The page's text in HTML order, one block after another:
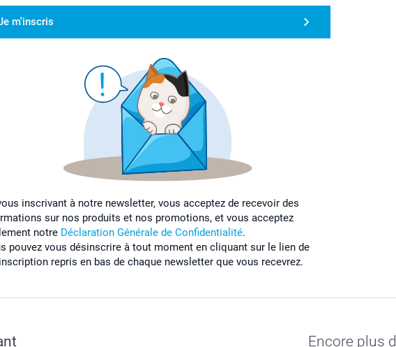
m'inscris
inscrivant à notre newsletter, vous acceptez de recevoir des
sur nos produits et nos promotions, et vous acceptez
notre Déclaration Générale de Confidentialité.
pouvez vous désinscrire à tout moment en cliquant sur le lien de
repris en bas de chaque newsletter que vous recevrez.
Encore plus